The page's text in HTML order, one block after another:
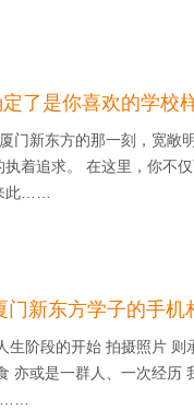
了是你喜欢的学校
门新东方的那一刻，宽敞
着追求。 在这里，你不
此……
门新东方学子的手
阶段的开始 拍摄照片 则
亦或是一群人、一次经历
……